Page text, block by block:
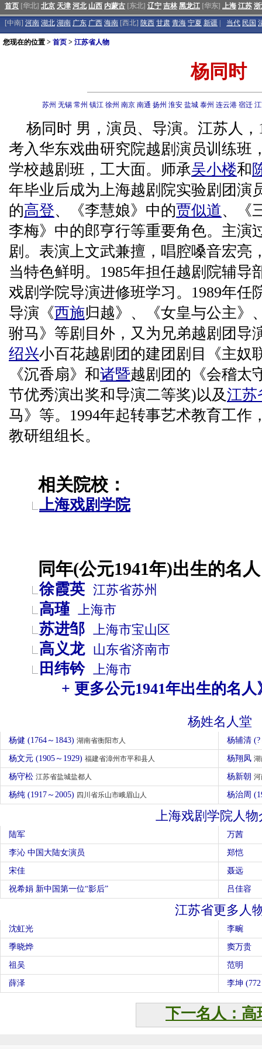
首页 [华北] 北京 天津 河北 山西 内蒙古 [东北] 辽宁 吉林 黑龙江 [华东] 上海 江苏
[中南] 河南 湖北 湖南 广东 广西 海南 [西北] 陕西 甘肃 青海 宁夏 新疆 当代 民国
您现在的位置 > 首页 > 江苏省人物
杨同时
苏州 无锡 常州 镇江 徐州 南京 南通 扬州 淮安 盐城 泰州 连云港 宿迁
杨同时 男，演员、导演。江苏人，
考入华东戏曲研究院越剧演员训练班
学校越剧班，工大面。师承吴小楼和
年毕业后成为上海越剧院实验剧团演
的高登、《李慧娘》中的贾似道、《
李梅》中的郎亨行等重要角色。主演
剧。表演上文武兼擅，唱腔嗓音宏亮
当特色鲜明。1985年担任越剧院辅导
戏剧学院导演进修班学习。1989年任
导演《西施归越》、《女皇与公主》
驸马》等剧目外，又为兄弟越剧团导
绍兴小百花越剧团的建团剧目《主奴
《沉香扇》和诸暨越剧团的《会稽太
节优秀演出奖和导演二等奖)以及江苏
马》等。1994年起转事艺术教育工作
教研组组长。
相关院校：
上海戏剧学院
同年(公元1941年)出生的名
徐霞英 江苏省苏州
高瑾 上海市
苏进邹 上海市宝山区
高义龙 山东省济南市
田纬钤 上海市
+ 更多公元1941年出生的名人
杨姓名人堂
杨健 (1764～1843) 湖南省衡阳市人 杨辅清
杨文元 (1905～1929) 福建省漳州市平和县人 杨翔凤
杨守松 江苏省盐城盐都人 杨新朝
杨纯 (1917～2005) 四川省乐山市峨眉山人 杨治周
上海戏剧学院人物
陆军 万茜
李沁 中国大陆女演员 郑恺
宋佳 聂远
祝希娟 新中国第一位“影后” 吕佳容
江苏省更多人
沈虹光 李畹
季晓烨 窦万贵
祖吴 范明
薛泽 李坤
下一名人：高